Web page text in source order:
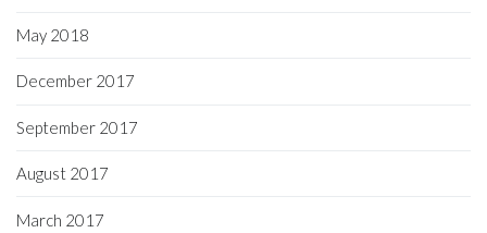
May 2018
December 2017
September 2017
August 2017
March 2017